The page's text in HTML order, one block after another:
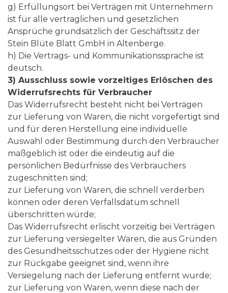
g) Erfüllungsort bei Verträgen mit Unternehmern
ist für alle vertraglichen und gesetzlichen
Ansprüche grundsätzlich der Geschäftssitz der
Stein Blüte Blatt GmbH in Altenberge.
h) Die Vertrags- und Kommunikationssprache ist
deutsch.
3) Ausschluss sowie vorzeitiges Erlöschen des
Widerrufsrechts für Verbraucher
Das Widerrufsrecht besteht nicht bei Verträgen
zur Lieferung von Waren, die nicht vorgefertigt sind
und für deren Herstellung eine individuelle
Auswahl oder Bestimmung durch den Verbraucher
maßgeblich ist oder die eindeutig auf die
persönlichen Bedürfnisse des Verbrauchers
zugeschnitten sind;
zur Lieferung von Waren, die schnell verderben
können oder deren Verfallsdatum schnell
überschritten würde;
Das Widerrufsrecht erlischt vorzeitig bei Verträgen
zur Lieferung versiegelter Waren, die aus Gründen
des Gesundheitsschutzes oder der Hygiene nicht
zur Rückgabe geeignet sind, wenn ihre
Versiegelung nach der Lieferung entfernt wurde;
zur Lieferung von Waren, wenn diese nach der